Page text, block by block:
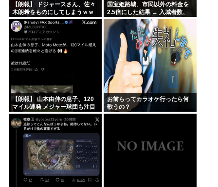
【朗報】 ドジャースさん、佐々
木朗希をものにしてしまうｗｗ
ｗｗｗｗｗｗ
国宝姫路城、市民以外の料金を
2.5倍にした結果 → 入城者数、
前年同期比92,000人減、収入は
前年同期比2.1倍に
【朗報】 山本由伸の息子、120
マイル連発 メジャー球団も注目
お前らってカラオケ行ったら何
歌うの？